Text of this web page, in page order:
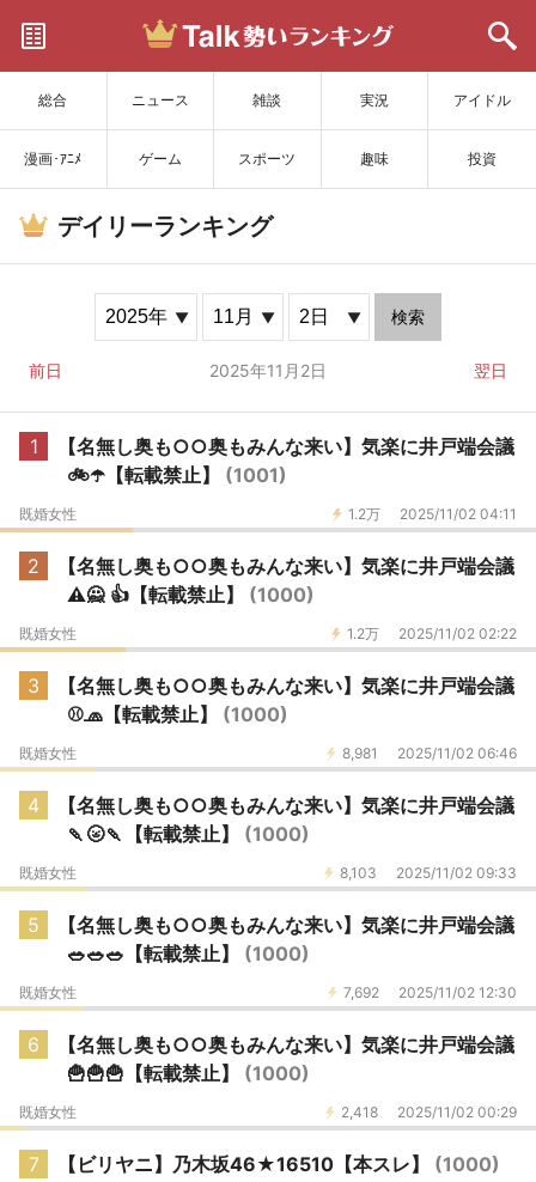
総合 ニュース 雑談 実況 アイドル
漫画･ｱﾆﾒ ゲーム スポーツ 趣味 投資
サイトを更新
デイリーランキング
検索
前日 2025年11月2日 翌日
1
【名無し奥も○○奥もみんな来い】気楽に井戸端会議
🚲☂️【転載禁止】 (1001)
1.2万 2025/11/02 04:11
既婚女性
2
【名無し奥も○○奥もみんな来い】気楽に井戸端会議
⚠️🙅 👍️【転載禁止】 (1000)
1.2万 2025/11/02 02:22
既婚女性
3
【名無し奥も○○奥もみんな来い】気楽に井戸端会議
⚾️🧢【転載禁止】 (1000)
8,981 2025/11/02 06:46
既婚女性
4
【名無し奥も○○奥もみんな来い】気楽に井戸端会議
🍡🌝🍡【転載禁止】 (1000)
8,103 2025/11/02 09:33
既婚女性
5
【名無し奥も○○奥もみんな来い】気楽に井戸端会議
🥗🥗🥗【転載禁止】 (1000)
7,692 2025/11/02 12:30
既婚女性
6
【名無し奥も○○奥もみんな来い】気楽に井戸端会議
🍟🍟🍟【転載禁止】 (1000)
2,418 2025/11/02 00:29
既婚女性
7 【ビリヤニ】乃木坂46★16510【本スレ】 (1000)